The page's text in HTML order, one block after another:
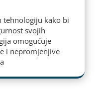
tehnologiju kako bi
svojih
omogućuje
i nepromjenjive